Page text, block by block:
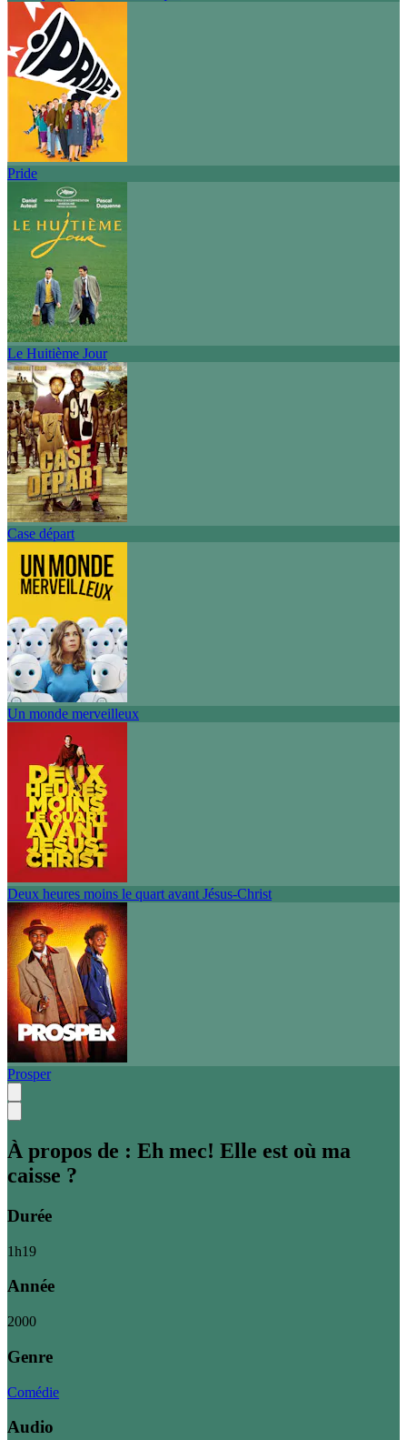
Pride
Le Huitième Jour
Case départ
Un monde merveilleux
Deux heures moins le quart avant Jésus-Christ
Prosper
À propos de : Eh mec! Elle est où ma
caisse ?
Durée
1h19
Année
2000
Genre
Comédie
Audio